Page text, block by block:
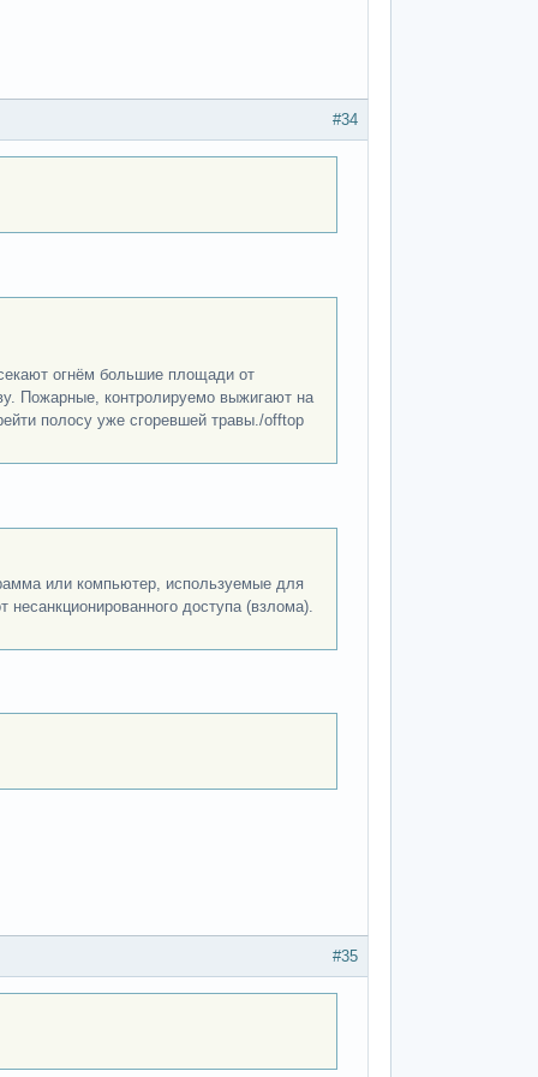
#34
огнём большие площади от
Пожарные, контролируемо выжигают на
полосу уже сгоревшей травы./offtop
или компьютер, используемые для
доступа (взлома).
#35